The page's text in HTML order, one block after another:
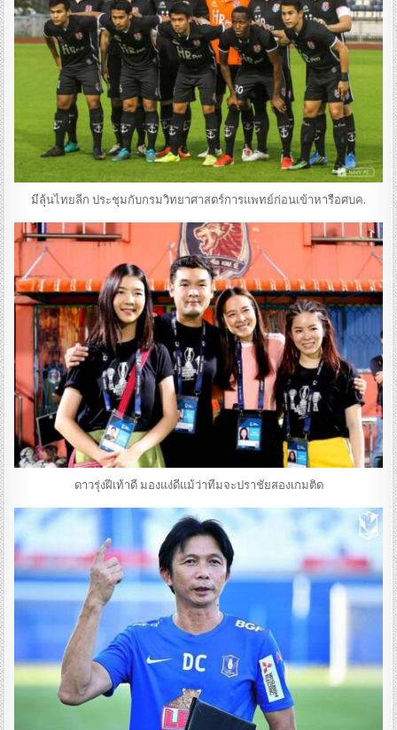
มีลุ้นไทยลีก ประชุมกับกรมวิทยาศาสตร์การแพทย์ก่อนเข้าหารือศบค.
ดาวรุ่งฝีเท้าดี มองแง่ดีแม้ว่าทีมจะปราชัยสองเกมติด